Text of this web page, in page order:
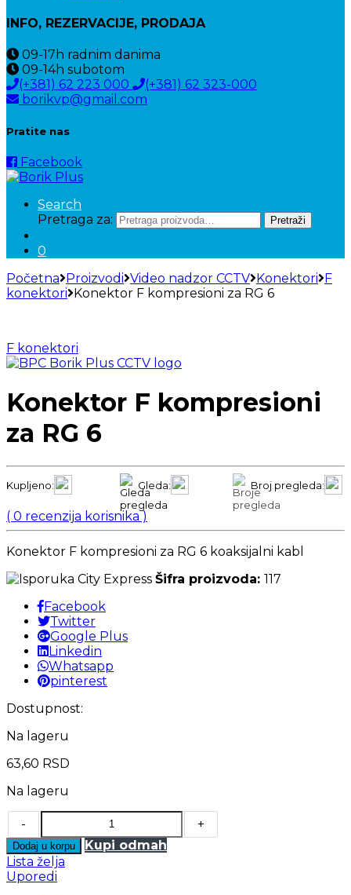
INFO, REZERVACIJE, PRODAJA
09-17h radnim danima
09-14h subotom
(+381) 62 223 000
(+381) 62 323-000
borikvp@gmail.com
Pratite nas
Facebook
Search
Pretraga za:
Pretraži
0
Početna Proizvodi Video nadzor CCTV Konektori F
konektori Konektor F kompresioni za RG 6
F konektori
Konektor F kompresioni
za RG 6
Kupljeno: Gleda: Broj pregleda:
( 0 recenzija korisnika )
Konektor F kompresioni za RG 6 koaksijalni kabl
Šifra proizvoda: 117
Facebook
Twitter
Google Plus
Linkedin
Whatsapp
pinterest
Dostupnost:
Na lageru
63,60 RSD
Na lageru
- +
Dodaj u korpu
Kupi odmah
Lista želja
Uporedi